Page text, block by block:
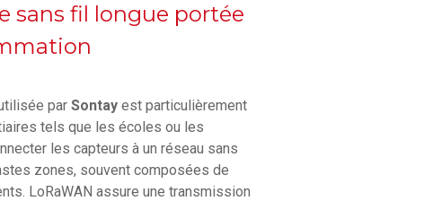
sans fil longue portée
par Sontay est particulièrement
tels que les écoles ou les
les capteurs à un réseau sans
zones, souvent composées de
LoRaWAN assure une transmission